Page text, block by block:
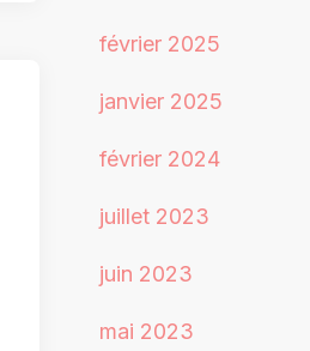
février 2025
janvier 2025
février 2024
juillet 2023
juin 2023
mai 2023